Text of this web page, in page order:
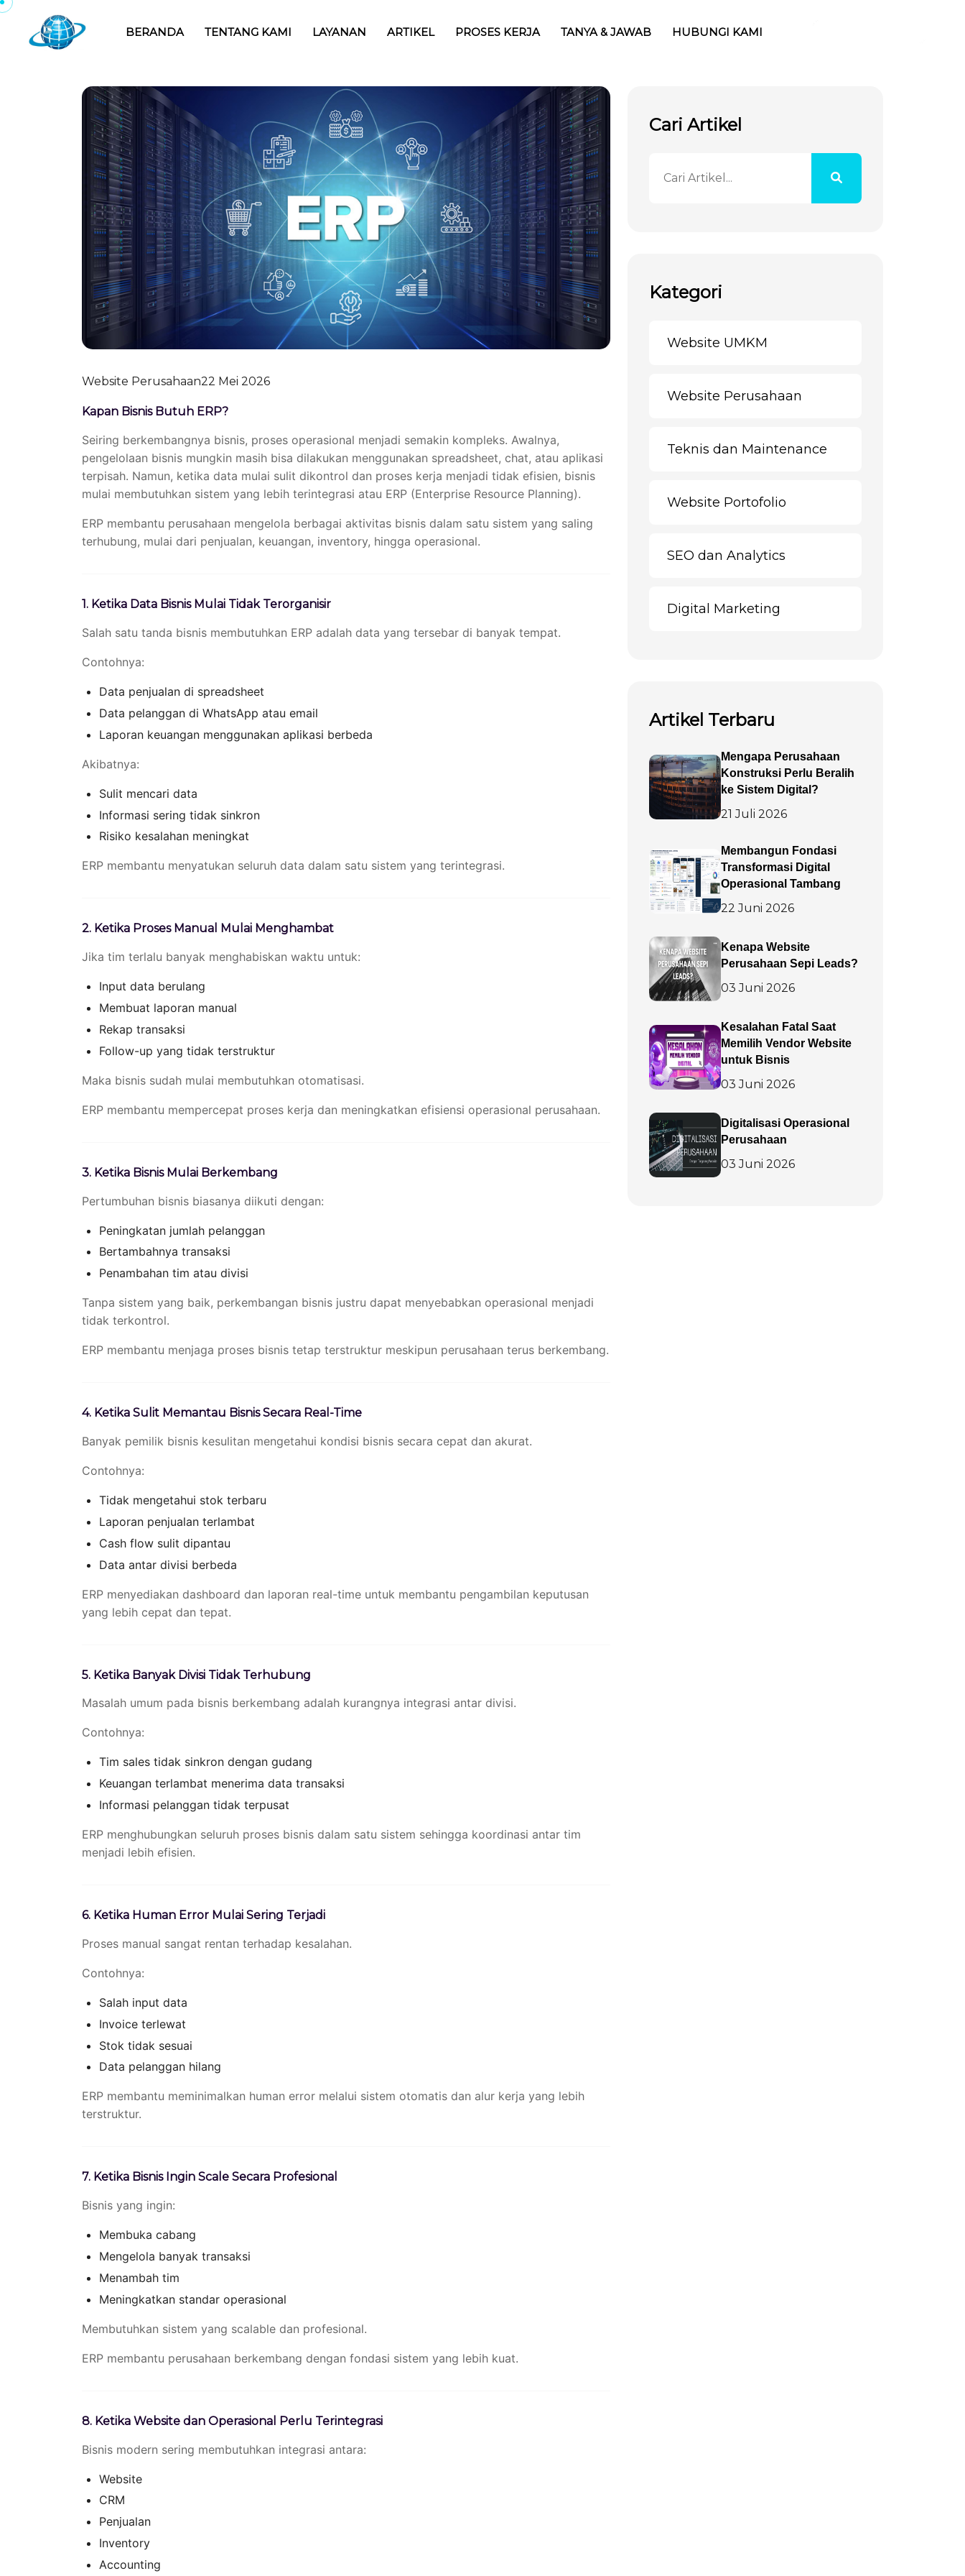
BERANDA TENTANG KAMI LAYANAN ARTIKEL PROSES KERJA TANYA & JAWAB HUBUNGI KAMI
Website Perusahaan22 Mei 2026
Kapan Bisnis Butuh ERP?
Seiring berkembangnya bisnis, proses operasional menjadi semakin kompleks. Awalnya,
pengelolaan bisnis mungkin masih bisa dilakukan menggunakan spreadsheet, chat, atau aplikasi
terpisah. Namun, ketika data mulai sulit dikontrol dan proses kerja menjadi tidak efisien, bisnis
mulai membutuhkan sistem yang lebih terintegrasi atau ERP (Enterprise Resource Planning).
ERP membantu perusahaan mengelola berbagai aktivitas bisnis dalam satu sistem yang saling
terhubung, mulai dari penjualan, keuangan, inventory, hingga operasional.
1. Ketika Data Bisnis Mulai Tidak Terorganisir
Salah satu tanda bisnis membutuhkan ERP adalah data yang tersebar di banyak tempat.
Contohnya:
Data penjualan di spreadsheet
Data pelanggan di WhatsApp atau email
Laporan keuangan menggunakan aplikasi berbeda
Akibatnya:
Sulit mencari data
Informasi sering tidak sinkron
Risiko kesalahan meningkat
ERP membantu menyatukan seluruh data dalam satu sistem yang terintegrasi.
2. Ketika Proses Manual Mulai Menghambat
Jika tim terlalu banyak menghabiskan waktu untuk:
Input data berulang
Membuat laporan manual
Rekap transaksi
Follow-up yang tidak terstruktur
Maka bisnis sudah mulai membutuhkan otomatisasi.
ERP membantu mempercepat proses kerja dan meningkatkan efisiensi operasional perusahaan.
3. Ketika Bisnis Mulai Berkembang
Pertumbuhan bisnis biasanya diikuti dengan:
Peningkatan jumlah pelanggan
Bertambahnya transaksi
Penambahan tim atau divisi
Tanpa sistem yang baik, perkembangan bisnis justru dapat menyebabkan operasional menjadi
tidak terkontrol.
ERP membantu menjaga proses bisnis tetap terstruktur meskipun perusahaan terus berkembang.
4. Ketika Sulit Memantau Bisnis Secara Real-Time
Banyak pemilik bisnis kesulitan mengetahui kondisi bisnis secara cepat dan akurat.
Contohnya:
Tidak mengetahui stok terbaru
Laporan penjualan terlambat
Cash flow sulit dipantau
Data antar divisi berbeda
ERP menyediakan dashboard dan laporan real-time untuk membantu pengambilan keputusan
yang lebih cepat dan tepat.
5. Ketika Banyak Divisi Tidak Terhubung
Masalah umum pada bisnis berkembang adalah kurangnya integrasi antar divisi.
Contohnya:
Tim sales tidak sinkron dengan gudang
Keuangan terlambat menerima data transaksi
Informasi pelanggan tidak terpusat
ERP menghubungkan seluruh proses bisnis dalam satu sistem sehingga koordinasi antar tim
menjadi lebih efisien.
6. Ketika Human Error Mulai Sering Terjadi
Proses manual sangat rentan terhadap kesalahan.
Contohnya:
Salah input data
Invoice terlewat
Stok tidak sesuai
Data pelanggan hilang
ERP membantu meminimalkan human error melalui sistem otomatis dan alur kerja yang lebih
terstruktur.
7. Ketika Bisnis Ingin Scale Secara Profesional
Bisnis yang ingin:
Membuka cabang
Mengelola banyak transaksi
Menambah tim
Meningkatkan standar operasional
Membutuhkan sistem yang scalable dan profesional.
ERP membantu perusahaan berkembang dengan fondasi sistem yang lebih kuat.
8. Ketika Website dan Operasional Perlu Terintegrasi
Bisnis modern sering membutuhkan integrasi antara:
Website
CRM
Penjualan
Inventory
Accounting
Cari Artikel
Kategori
Website UMKM
Website Perusahaan
Teknis dan Maintenance
Website Portofolio
SEO dan Analytics
Digital Marketing
Artikel Terbaru
Mengapa Perusahaan
Konstruksi Perlu Beralih
ke Sistem Digital?
21 Juli 2026
Membangun Fondasi
Transformasi Digital
Operasional Tambang
22 Juni 2026
Kenapa Website
Perusahaan Sepi Leads?
03 Juni 2026
Kesalahan Fatal Saat
Memilih Vendor Website
untuk Bisnis
03 Juni 2026
Digitalisasi Operasional
Perusahaan
03 Juni 2026